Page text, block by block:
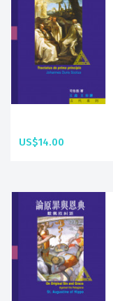
US$14.00